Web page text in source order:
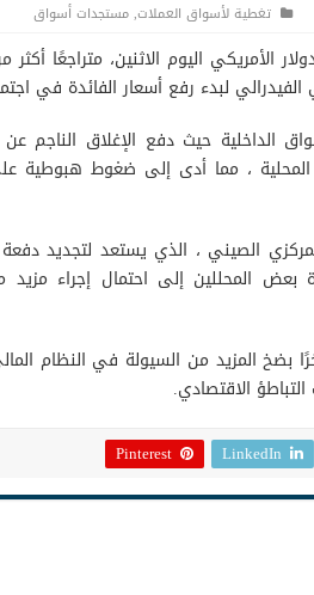
تغطية لأسواق العملات,مستجدات أسواق
ما بعد 6.36 مقابل الدولار الأمريكي اليوم الاثنين،
لبدء رفع أسعار الفائدة في
الداخلية حيث دفع الإغلاق
، مما أدى إلى ضغوط هبوطية
الصيني ، الذي يستعد لتجديد
بعض المحللين إلى احتمال إجراء
بضخ المزيد من السيولة في النظام
الاقتصادي.
LinkedIn
Pinterest